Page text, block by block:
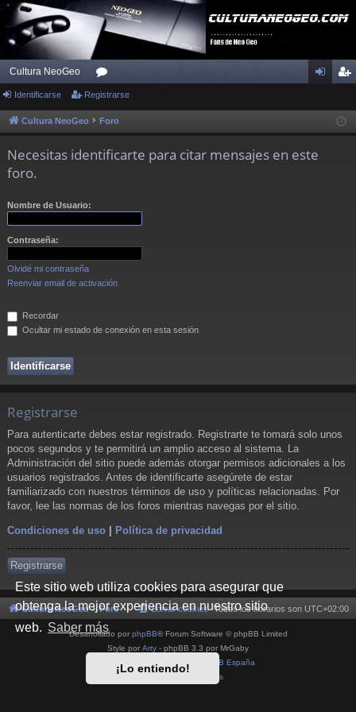
Este sitio web utiliza cookies para asegurar que
obtenga la mejor experiencia en nuestro sitio
web. Saber más
¡Lo entiendo!
Cultura NeoGeo
or
os ist
Identificarse Registrarse
Cultura NeoGeo Foro
Necesitas identificarte para citar mensajes en este
foro.
Nombre de Usuario:
Contraseña:
Olvidé mi contraseña
Reenviar email de activación
Recordar
Ocultar mi estado de conexión en esta sesión
Registrarse
Para autenticarte debes estar registrado. Registrarte te tomará solo unos
pocos segundos y te permitirá un amplio acceso al sistema. La
Administración del sitio puede además otorgar permisos adicionales a los
usuarios registrados. Antes de identificarte asegúrete de estar
familiarizado con nuestros términos de uso y políticas relacionadas. Por
favor, lee las normas de los foros mientras navegas por el sitio.
Condiciones de uso Política de privacidad
Registrarse
Cultura NeoGeo Foro Todos los horarios son UTC+02:00
Borrar cookies
Desarrollado por phpBB® Forum Software © phpBB Limited
Style por Arty - phpBB 3.3 por MrGaby
phpBB España
Condiciones